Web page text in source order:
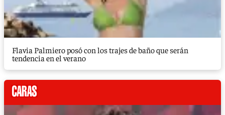
Flavia Palmiero posó con los trajes de baño que serán
tendencia en el verano